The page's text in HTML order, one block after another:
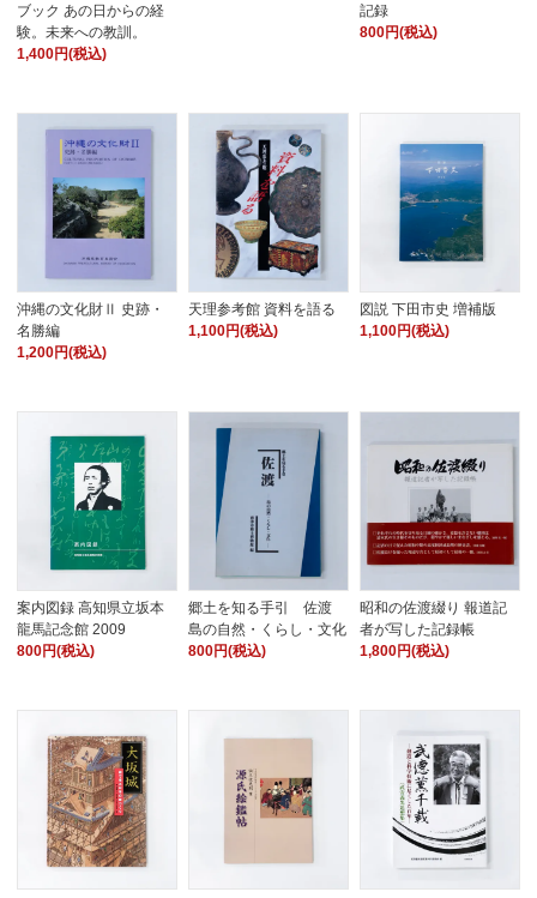
ブック あの日からの経
験。未来への教訓。
1,400円(税込)
記録
800円(税込)
沖縄の文化財Ⅱ 史跡・
名勝編
1,200円(税込)
天理参考館 資料を語る
1,100円(税込)
図説 下田市史 増補版
1,100円(税込)
案内図録 高知県立坂本
龍馬記念館 2009
800円(税込)
郷土を知る手引 佐渡
島の自然・くらし・文化
800円(税込)
昭和の佐渡綴り 報道記
者が写した記録帳
1,800円(税込)